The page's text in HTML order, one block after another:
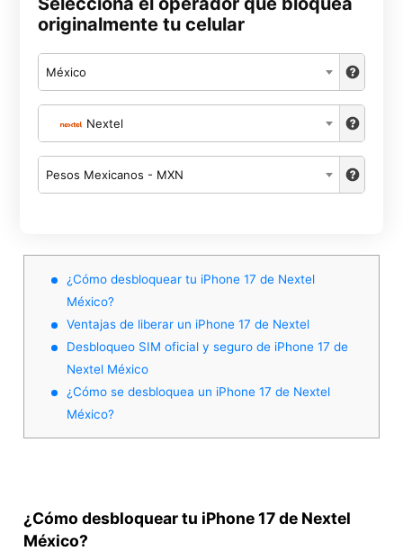
originalmente tu celular
México
Nextel
Pesos Mexicanos - MXN
¿Cómo desbloquear tu iPhone 17 de Nextel
México?
Ventajas de liberar un iPhone 17 de Nextel
Desbloqueo SIM oficial y seguro de iPhone 17 de
Nextel México
¿Cómo se desbloquea un iPhone 17 de Nextel
México?
¿Cómo desbloquear tu iPhone 17 de Nextel
México?